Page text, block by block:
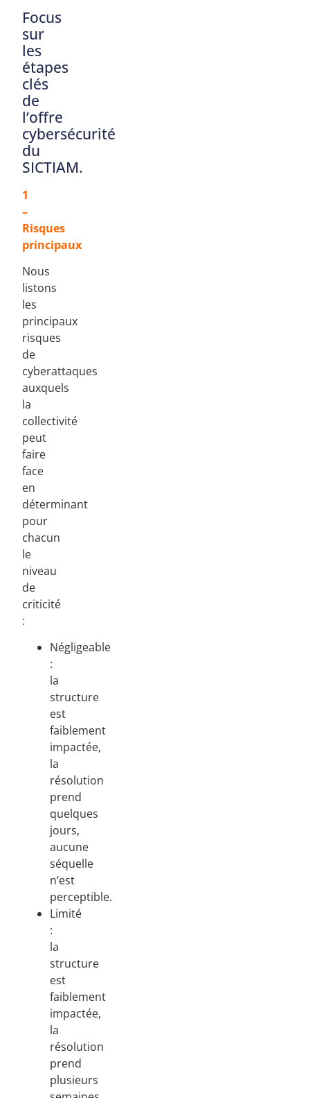
Focus
sur
les
étapes
clés
de
l’offre
cybersécurité
du
SICTIAM.
1
–
Risques
principaux​
Nous
listons
les
principaux
risques
de
cyberattaques
auxquels
la
collectivité
peut
faire
face
en
déterminant
pour
chacun
le
niveau
de
criticité
:
Négligeable
:
la
structure
est
faiblement
impactée,
la
résolution
prend
quelques
jours,
aucune
séquelle
n’est
perceptible.
Limité
:
la
structure
est
faiblement
impactée,
la
résolution
prend
plusieurs